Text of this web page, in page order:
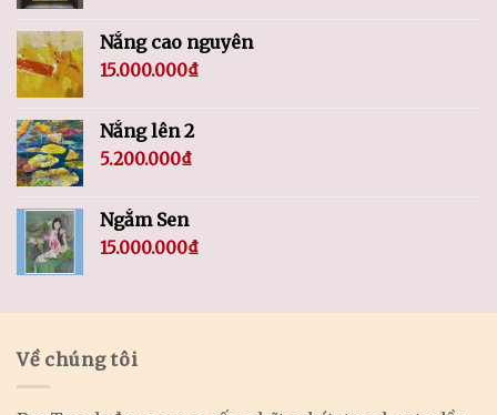
Nắng cao nguyên
15.000.000₫
Nắng lên 2
5.200.000₫
Ngắm Sen
15.000.000₫
Về chúng tôi